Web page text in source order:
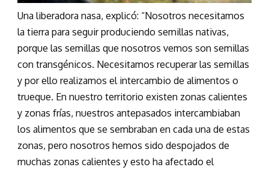
Una liberadora nasa, explicó: “Nosotros necesitamos
la tierra para seguir produciendo semillas nativas,
porque las semillas que nosotros vemos son semillas
con transgénicos. Necesitamos recuperar las semillas
y por ello realizamos el intercambio de alimentos o
trueque. En nuestro territorio existen zonas calientes
y zonas frías, nuestros antepasados intercambiaban
los alimentos que se sembraban en cada una de estas
zonas, pero nosotros hemos sido despojados de
muchas zonas calientes y esto ha afectado el